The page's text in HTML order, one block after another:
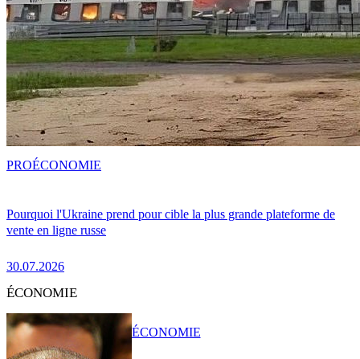
Pourquoi l'Ukraine prend pour cible la plus grande plateforme de
vente en ligne russe
30.07.2026
PROÉCONOMIE
ÉCONOMIE
ÉCONOMIE